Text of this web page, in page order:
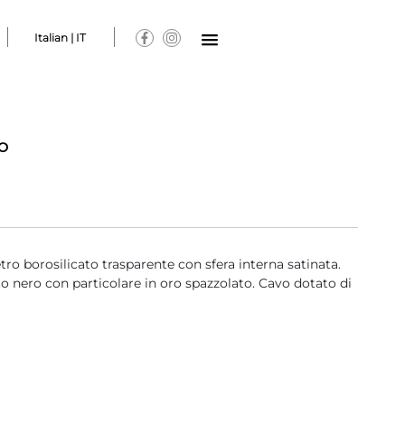
Italian | IT
borosilicato trasparente con sfera interna satinata.
nero con particolare in oro spazzolato. Cavo dotato di